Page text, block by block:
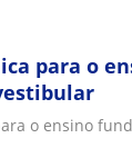
para o
o ensino